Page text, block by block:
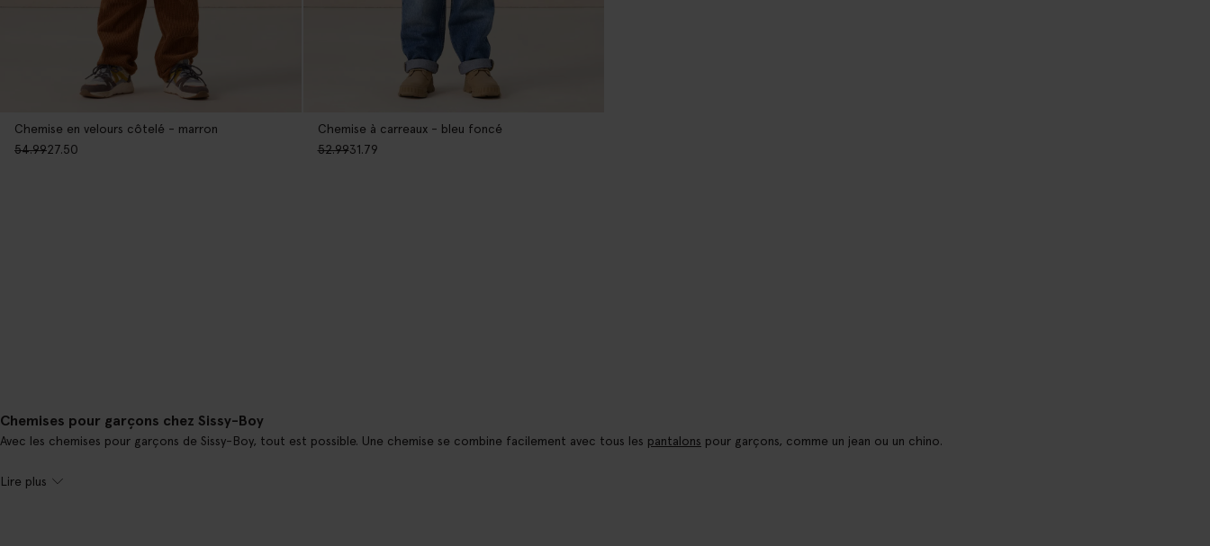
Chemise en velours côtelé - marron
54.9927.50
Chemise à carreaux - bleu foncé
52.9931.79
Chemises pour garçons chez Sissy-Boy
Avec les chemises pour garçons de Sissy-Boy, tout est possible. Une chemise se combine facilement avec tous les pantalons pour garçons, comme un jean ou un chino.
Lire plus